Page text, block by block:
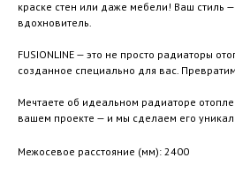
краске стен или даже мебели! Ваш стиль
вдохновитель.
FUSIONLINE — это не просто радиаторы
созданное специально для вас.
Мечтаете об идеальном радиаторе
вашем проекте — и мы сделаем его
Межосевое расстояние (мм): 2400